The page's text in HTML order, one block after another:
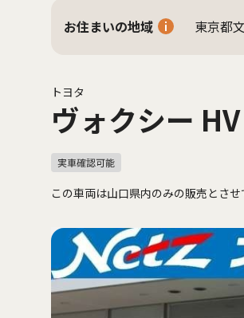
お住まいの地域 東京都
トヨタ
ヴォクシー
この車両は山口県内のみの販売とさせ